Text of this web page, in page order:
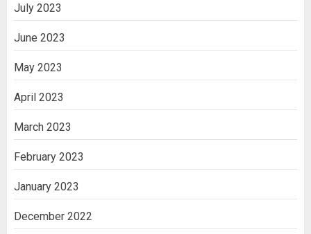
July 2023
June 2023
May 2023
April 2023
March 2023
February 2023
January 2023
December 2022